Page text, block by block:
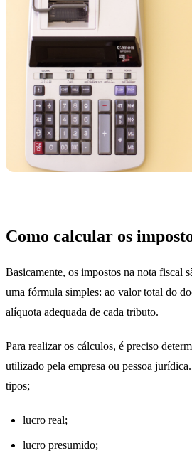
Como calcular os
Basicamente, os impostos na nota fiscal
uma fórmula simples: ao valor total do
alíquota adequada de cada tributo.
Para realizar os cálculos, é preciso
utilizado pela empresa ou pessoa
tipos;
lucro real;
lucro presumido;